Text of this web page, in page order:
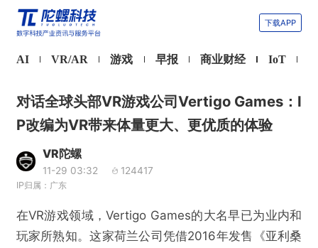
下载APP
AI VR/AR 游戏 早报 商业财经 IoT
对话全球头部VR游戏公司Vertigo Games：I
P改编为VR带来体量更大、更优质的体验
VR陀螺
11-29 03:32 124417
IP归属：广东
在VR游戏领域，Vertigo Games的大名早已为业内和
玩家所熟知。这家荷兰公司凭借2016年发售《亚利桑